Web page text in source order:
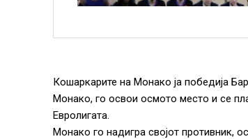
Кошаркарите на Монако ја победија
Монако, го освои осмото место и се
Евролигата.
Монако го надигра својот противник,